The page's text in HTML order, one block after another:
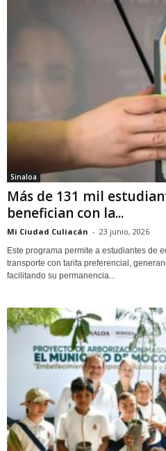
Sinaloa
Más de 131 mil
benefician con la...
Mi Ciudad Culiacán - 23 junio, 2026
Este programa permite a estudiantes de
transporte con tarifa preferencial,
facilitando su permanencia...